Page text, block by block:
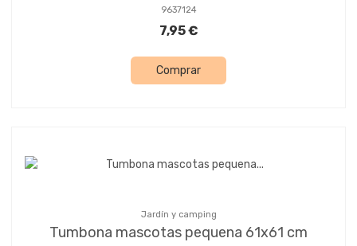
9637124
7,95 €
Comprar
Jardín y camping
Tumbona mascotas pequena 61x61 cm